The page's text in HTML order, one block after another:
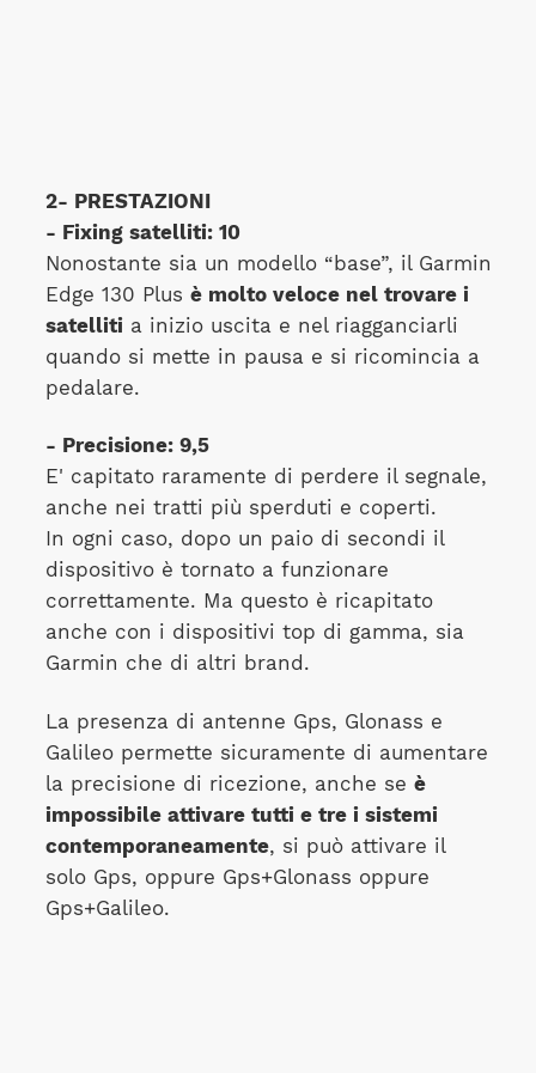
2- PRESTAZIONI
- Fixing satelliti: 10
Nonostante sia un modello “base”, il Garmin
Edge 130 Plus è molto veloce nel trovare i
satellitia inizio uscita e nel riagganciarli
quando si mette in pausa e si ricomincia a
pedalare.
- Precisione: 9,5
E' capitato raramente di perdere il segnale,
anche nei tratti più sperduti e coperti.
In ogni caso, dopo un paio di secondi il
dispositivo è tornato a funzionare
correttamente. Ma questo è ricapitato
anche con i dispositivi top di gamma, sia
Garmin che di altri brand.
La presenza di antenne Gps, Glonass e
Galileo permette sicuramente di aumentare
la precisione di ricezione, anche se è
impossibile attivare tutti e tre i sistemi
contemporaneamente, si può attivare il
solo Gps, oppure Gps+Glonass oppure
Gps+Galileo.